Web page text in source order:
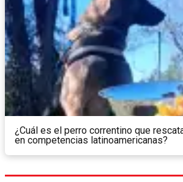
¿Cuál es el perro correntino que
en competencias latinoamericanas?